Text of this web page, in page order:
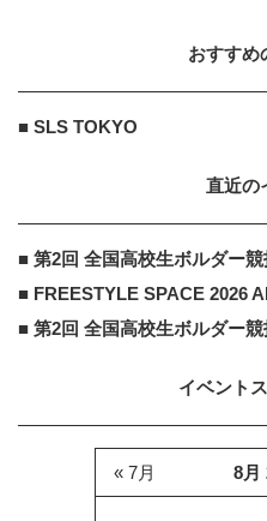
おすすめ
■ SLS TOKYO
直近の
■ 第2回 全国高校生ボルダー
■ FREESTYLE SPACE 2026
■ 第2回 全国高校生ボルダー
イベント
8月
« 7月